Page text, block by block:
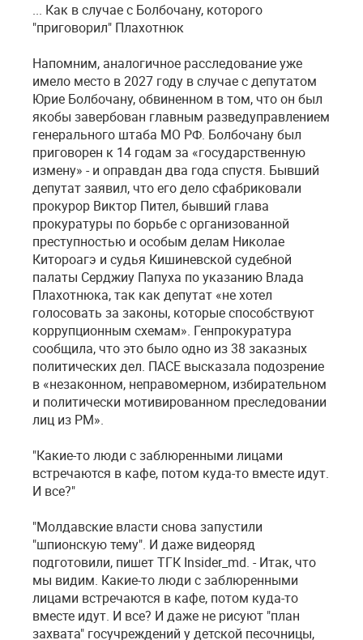
... Как в случае с Болбочану, которого
"приговорил" Плахотнюк
Напомним, аналогичное расследование уже
имело место в 2027 году в случае с депутатом
Юрие Болбочану, обвиненном в том, что он был
якобы завербован главным разведуправлением
генерального штаба МО РФ. Болбочану был
приговорен к 14 годам за «государственную
измену» - и оправдан два года спустя. Бывший
депутат заявил, что его дело сфабриковали
прокурор Виктор Пител, бывший глава
прокуратуры по борьбе с организованной
преступностью и особым делам Николае
Китороагэ и судья Кишиневской судебной
палаты Серджиу Папуха по указанию Влада
Плахотнюка, так как депутат «не хотел
голосовать за законы, которые способствуют
коррупционным схемам». Генпрокуратура
сообщила, что это было одно из 38 заказных
политических дел. ПАСЕ высказала подозрение
в «незаконном, неправомерном, избирательном
и политически мотивированном преследовании
лиц из РМ».
"Какие-то люди с заблюренными лицами
встречаются в кафе, потом куда-то вместе идут.
И все?"
"Молдавские власти снова запустили
"шпионскую тему". И даже видеоряд
подготовили, пишет ТГК Insider_md. - Итак, что
мы видим. Какие-то люди с заблюренными
лицами встречаются в кафе, потом куда-то
вместе идут. И все? И даже не рисуют "план
захвата" госучреждений у детской песочницы,